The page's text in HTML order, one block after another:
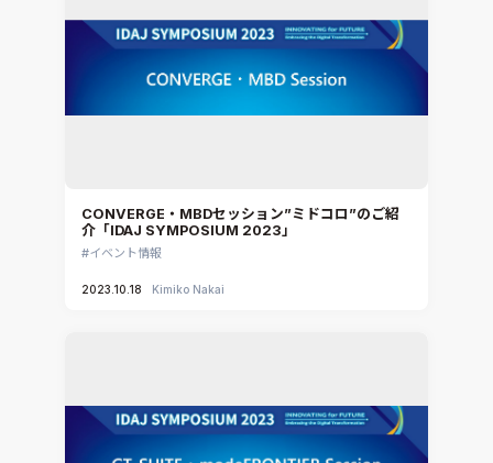
音響設計
SIMULIA Abaqus Unified FEA
Simcenter Flotherm
Simcenter Flotherm XT
Ansys Electronics
CATIA V5 Analysis
Ansys EnSight
MpCCI
CONVERGE・MBDセッション”ミドコロ”のご紹
介「IDAJ SYMPOSIUM 2023」
イベント情報
2023.10.18 Kimiko Nakai